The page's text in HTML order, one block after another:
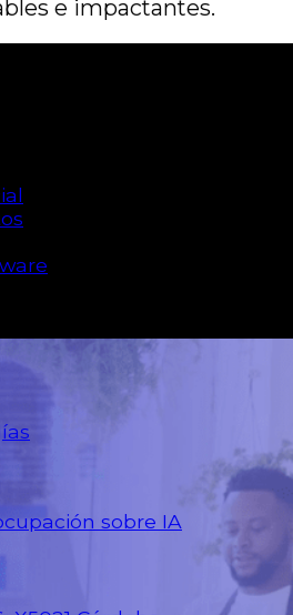
e impactantes.
sobre IA